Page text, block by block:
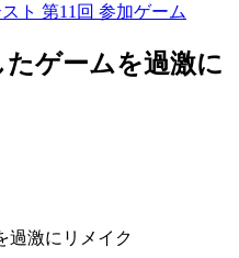
ト 第11回 参加ゲーム
たゲームを過激に
過激にリメイク